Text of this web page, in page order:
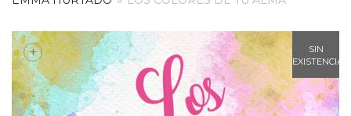
SIN
EXISTENCIAS
+